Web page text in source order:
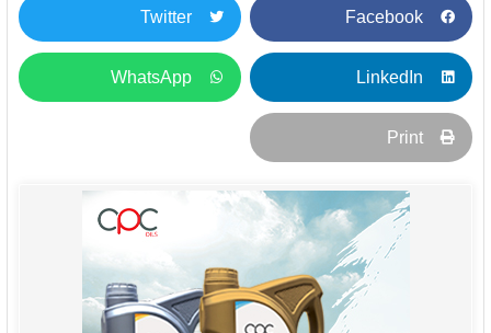
Facebook
Twitter
LinkedIn
WhatsApp
Print